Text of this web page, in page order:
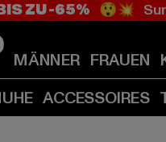
ZU -65% 😲💥
MÄNNER FRAUEN
ACCESSOIRES